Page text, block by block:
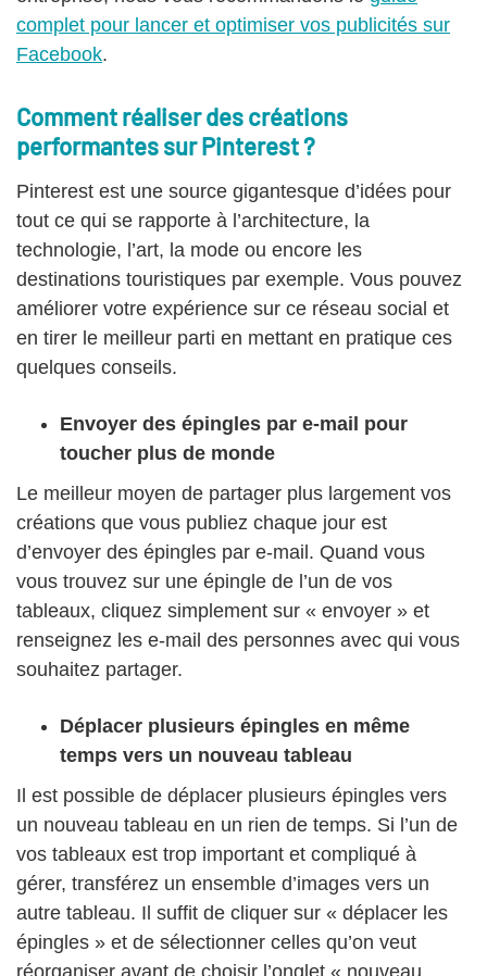
complet pour lancer et optimiser vos publicités sur
Facebook.
Comment réaliser des créations
performantes sur Pinterest ?
Pinterest est une source gigantesque d’idées pour
tout ce qui se rapporte à l’architecture, la
technologie, l’art, la mode ou encore les
destinations touristiques par exemple. Vous pouvez
améliorer votre expérience sur ce réseau social et
en tirer le meilleur parti en mettant en pratique ces
quelques conseils.
Envoyer des épingles par e-mail pour
toucher plus de monde
Le meilleur moyen de partager plus largement vos
créations que vous publiez chaque jour est
d’envoyer des épingles par e-mail. Quand vous
vous trouvez sur une épingle de l’un de vos
tableaux, cliquez simplement sur « envoyer » et
renseignez les e-mail des personnes avec qui vous
souhaitez partager.
Déplacer plusieurs épingles en même
temps vers un nouveau tableau
Il est possible de déplacer plusieurs épingles vers
un nouveau tableau en un rien de temps. Si l’un de
vos tableaux est trop important et compliqué à
gérer, transférez un ensemble d’images vers un
autre tableau. Il suffit de cliquer sur « déplacer les
épingles » et de sélectionner celles qu’on veut
réorganiser avant de choisir l’onglet « nouveau